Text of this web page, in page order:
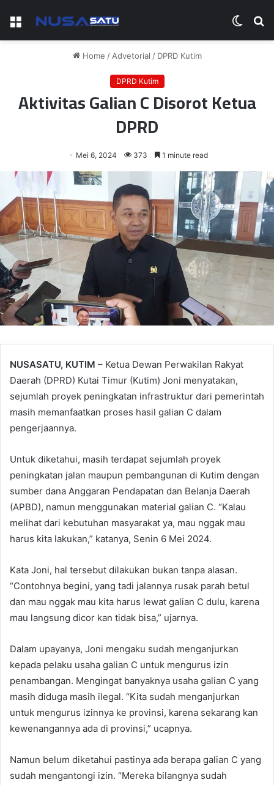
Menu
Switch
skin
Home / Advetorial / DPRD Kutim
DPRD Kutim
Aktivitas Galian C Disorot Ketua
DPRD
Mei 6, 2024 373 1 minute read
NUSASATU, KUTIM – Ketua Dewan Perwakilan Rakyat
Daerah (DPRD) Kutai Timur (Kutim) Joni menyatakan,
sejumlah proyek peningkatan infrastruktur dari pemerintah
masih memanfaatkan proses hasil galian C dalam
pengerjaannya.
Untuk diketahui, masih terdapat sejumlah proyek
peningkatan jalan maupun pembangunan di Kutim dengan
sumber dana Anggaran Pendapatan dan Belanja Daerah
(APBD), namun menggunakan material galian C. “Kalau
melihat dari kebutuhan masyarakat ya, mau nggak mau
harus kita lakukan,” katanya, Senin 6 Mei 2024.
Kata Joni, hal tersebut dilakukan bukan tanpa alasan.
“Contohnya begini, yang tadi jalannya rusak parah betul
dan mau nggak mau kita harus lewat galian C dulu, karena
mau langsung dicor kan tidak bisa,” ujarnya.
Dalam upayanya, Joni mengaku sudah menganjurkan
kepada pelaku usaha galian C untuk mengurus izin
penambangan. Mengingat banyaknya usaha galian C yang
masih diduga masih ilegal. “Kita sudah menganjurkan
untuk mengurus izinnya ke provinsi, karena sekarang kan
kewenangannya ada di provinsi,” ucapnya.
Namun belum diketahui pastinya ada berapa galian C yang
sudah mengantongi izin. “Mereka bilangnya sudah